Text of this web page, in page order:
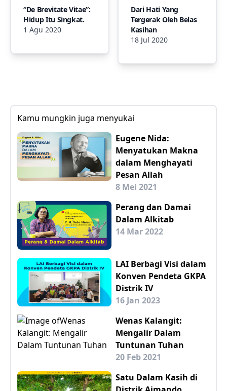
“De Brevitate Vitae”:
Hidup Itu Singkat.
1 Agu 2020
Dari Hati Yang
Tergerak Oleh Belas
Kasihan
18 Jul 2020
Kamu mungkin juga menyukai
Eugene Nida:
Menyatukan Makna
dalam Menghayati
Pesan Allah
8 Mei 2021
Perang dan Damai
Dalam Alkitab
14 Mar 2022
LAI Berbagi Visi dalam
Konven Pendeta GKPA
Distrik IV
16 Jan 2023
Wenas Kalangit:
Mengalir Dalam
Tuntunan Tuhan
20 Feb 2021
Satu Dalam Kasih di